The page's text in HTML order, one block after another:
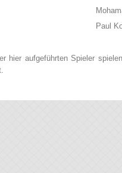
Paul
hier aufgeführten Spieler